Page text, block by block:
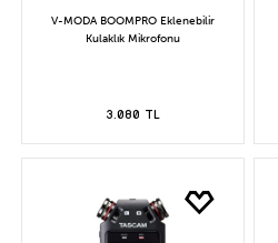
V-MODA BOOMPRO Eklenebilir
Kulaklık Mikrofonu
3.080 TL